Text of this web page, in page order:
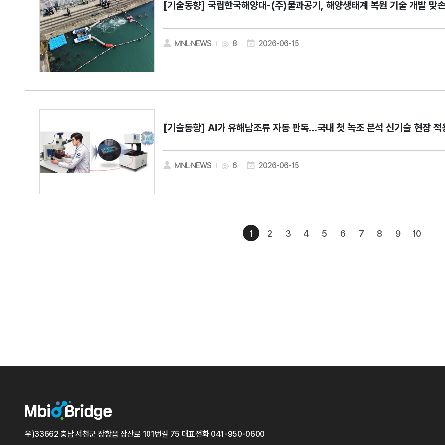
[기술동향] 국립한국해양대-(주)물과공기, 해양생태계 복원 기술 개발 맞
MNL·NEWS 8 2026-06-15
[기술동향] AI가 유해남조류 자동 판독…국내 첫 녹조 분석 신기술 현장 적
MNL·NEWS 6 2026-06-15
1 2 3 4 5 6 7 8 9 10
우)33662 충남 서천군 장항읍 장산로 101번길 75 대표전화 041-950-0600